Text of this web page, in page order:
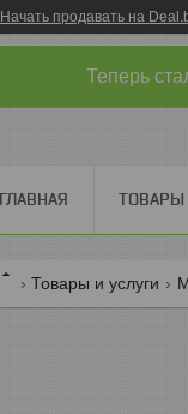
Начать продавать на
Теперь
ГЛАВНАЯ ТОВАРЫ
Товары и услуги